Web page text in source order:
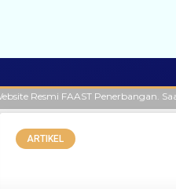
FAAST Penerbangan. Saat ini
ARTIKEL